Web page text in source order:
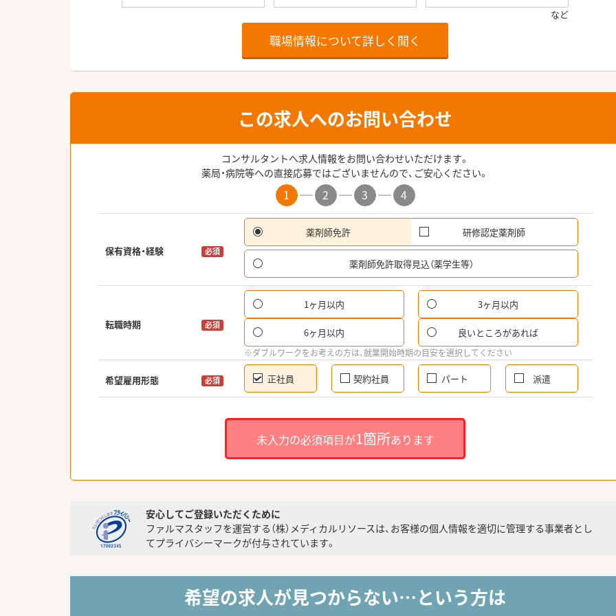
職場情報について詳しく聞く
この求人へのお問い合わせ
コンサルタントへ求人情報をお問い合わせいただけます。
薬局・病院等への直接応募ではございませんので、ご安心ください。
1 2 3 4
保有資格・経験 必須
薬剤師免許 研修認定薬剤師
薬剤師免許取得見込（薬学生等）
転職時期 必須
1ヶ月以内 3ヶ月以内
6ヶ月以内 良いところがあれば
※ダブルワークをお考えの方は、就業開始時期の目安を選択してください
希望雇用形態 必須 正社員 契約社員 パート 派遣
未入力の必須項目が1箇所あります
安心してご登録いただくために
ファルマスタッフを運営する（株）メディカルリソースは、お客様の個人情報を適切に管理する事業者とし
てプライバシーマークが付与されています。
希望の求人が見つからない…という方は